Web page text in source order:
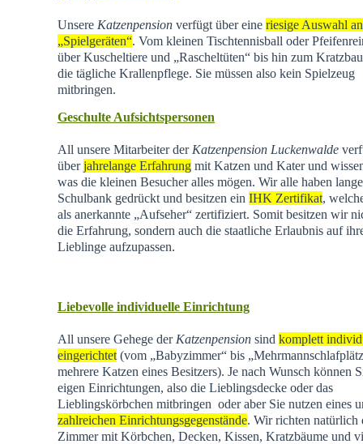
Unsere Katzenpensionverfügt über eine riesige Auswahl an
„Spielgeräten“. Vom kleinen Tischtennisball oder
über Kuscheltiere und „Rascheltüten“ bis hin zum
die tägliche Krallenpflege. Sie müssen also kein Spielzeug
mitbringen.
Geschulte Aufsichtspersonen
All unsere Mitarbeiter der Katzenpension Luckenwalde
überjahrelange Erfahrungmit Katzen und Kater und
was die kleinen Besucher alles mögen. Wir alle haben
Schulbank gedrückt und besitzen ein IHK Zertifikat,
als anerkannte „Aufseher“ zertifiziert. Somit besitzen wir
die Erfahrung, sondern auch die staatliche Erlaubnis auf
Lieblinge aufzupassen.
Liebevolle individuelle Einrichtung
All unsere Gehege der Katzenpensionsind komplett
eingerichtet(vom „Babyzimmer“ bis
mehrere Katzen eines Besitzers). Je nach Wunsch können
eigen Einrichtungen, also die Lieblingsdecke oder das
Lieblingskörbchen mitbringen oder aber Sie nutzen eines
zahlreichen Einrichtungsgegenstände. Wir richten natürlich
Zimmer mit Körbchen, Decken, Kissen, Kratzbäume und